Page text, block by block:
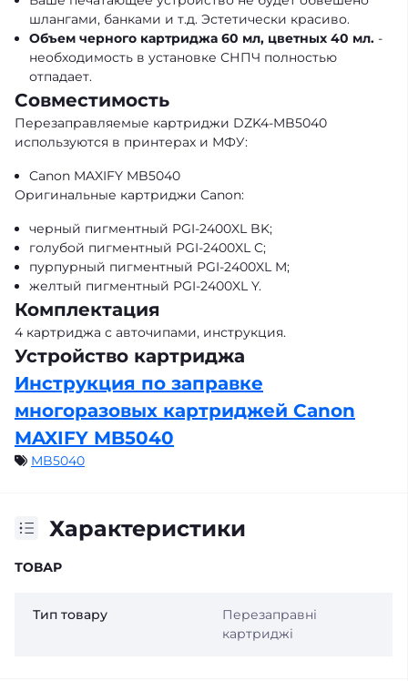
шлангами, банками и т.д. Эстетически красиво.
Объем черного картриджа 60 мл, цветных 40 мл. -
необходимость в установке СНПЧ полностью
отпадает.
Совместимость
Перезаправляемые картриджи DZK4-MB5040
используются в принтерах и МФУ:
Canon MAXIFY MB5040
Оригинальные картриджи Canon:
черный пигментный PGI-2400XL BK;
голубой пигментный PGI-2400XL C;
пурпурный пигментный PGI-2400XL M;
желтый пигментный PGI-2400XL Y.
Комплектация
4 картриджа с авточипами, инструкция.
Устройство картриджа
Инструкция по заправке
многоразовых картриджей Canon
MAXIFY MB5040
MB5040
Характеристики
ТОВАР
Тип товару
Перезаправні
картриджі